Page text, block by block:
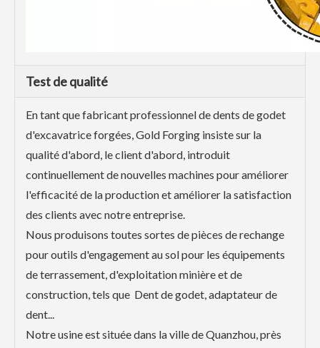
Test de qualité
En tant que fabricant professionnel de dents de godet
d'excavatrice forgées, Gold Forging insiste sur la
qualité d'abord, le client d'abord, introduit
continuellement de nouvelles machines pour améliorer
l'efficacité de la production et améliorer la satisfaction
des clients avec notre entreprise.
Nous produisons toutes sortes de pièces de rechange
pour outils d'engagement au sol pour les équipements
de terrassement, d'exploitation minière et de
construction, tels que Dent de godet, adaptateur de
dent...
Notre usine est située dans la ville de Quanzhou, près